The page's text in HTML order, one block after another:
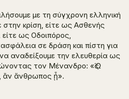
με τη σύγχρονη ελληνική
κρίση, είτε ως Ασθενής
είτε ως Οδοιπόρος,
σε δράση και πίστη για
αναδείξουμε την ελευθερία ως
τον Μένανδρο: «Ὡς
ἂν ἄνθρωπος ᾖ».